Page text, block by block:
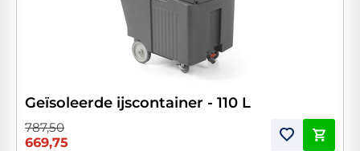
Geïsoleerde ijscontainer - 110 L
787,50
669,75